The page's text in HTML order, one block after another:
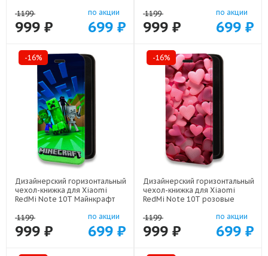
1199
999 ₽
по акции
699 ₽
1199
999 ₽
по акции
699 ₽
-16%
Дизайнерский горизонтальный
чехол-книжка для Xiaomi
RedMi Note 10T Майнкрафт
1199
999 ₽
по акции
699 ₽
-16%
Дизайнерский горизонтальный
чехол-книжка для Xiaomi
RedMi Note 10T розовые
1199
999 ₽
по акции
699 ₽